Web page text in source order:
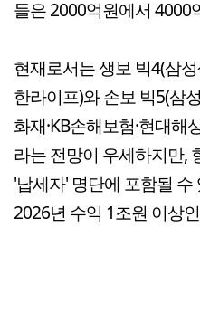
들은 2000억원에서 4000
현재로서는 생보 빅4(삼성
한라이프)와 손보 빅5(삼
화재·KB손해보험·현대
라는 전망이 우세하지만,
'납세자' 명단에 포함될 수
2026년 수익 1조원 이상